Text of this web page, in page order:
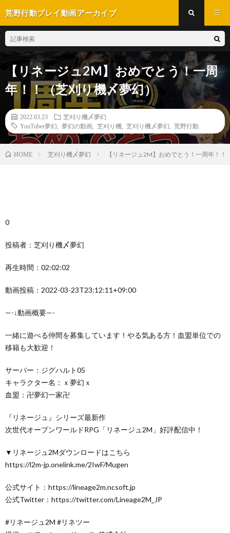
荒野行動プレイ動画アーカイブ
【リネージュ2M】おめでとう！一周
年！！（芝刈り機〆夢幻）
2022.03.23
芝刈り機〆夢幻
YouTuber夢幻
夢幻の動画 芝刈り機 芝刈り機〆夢幻 荒野行動
HOME 芝刈り機〆夢幻 【リネージュ2M】おめでとう！一周年！！
0
投稿者：芝刈り機〆夢幻
再生時間：02:02:02
動画投稿：2022-03-23T23:12:11+09:00
—-↓動画概要—-
一緒に遊べる仲間を募集しています！やる気ある方！血盟単位での
移籍も大歓迎！
サーバー：ジグハルト05
キャラクター名：ｘ夢幻ｘ
血盟：卍夢幻一家卍
『リネージュ』シリーズ最新作
次世代オープンワールドRPG「リネージュ2M」好評配信中！
▼リネージュ2Mダウンロードはこちら
https://l2m-jp.onelink.me/2IwF/Mugen
公式サイト：https://lineage2m.ncsoft.jp
公式Twitter：https://twitter.com/Lineage2M_JP
#リネージュ2M #リネツー